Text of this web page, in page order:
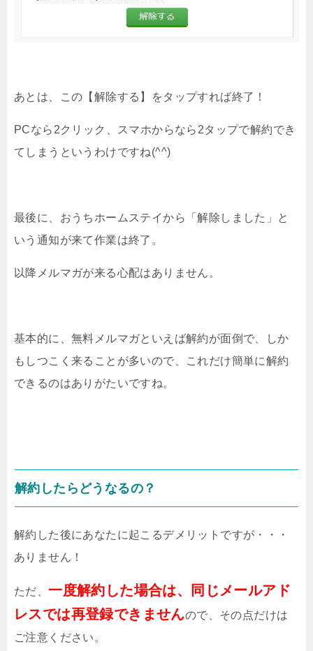
あとは、この【解除する】をタップすれば終了！
PCなら2クリック、スマホからなら2タップで解約でき
てしまうというわけですね(^^)
最後に、おうちホームステイから「解除しました」と
いう通知が来て作業は終了。
以降メルマガが来る心配はありません。
基本的に、無料メルマガといえば解約が面倒で、しか
もしつこく来ることが多いので、これだけ簡単に解約
できるのはありがたいですね。
解約したらどうなるの？
解約した後にあなたに起こるデメリットですが・・・
ありません！
ただ、 一度解約した場合は、同じメールアド
レスでは再登録できませんので、その点だけは
ご注意ください。